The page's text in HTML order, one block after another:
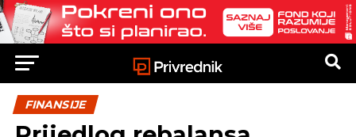
FINANSIJE